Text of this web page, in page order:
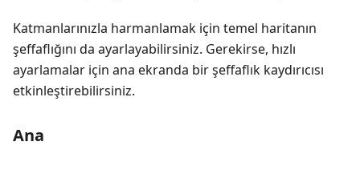
Katmanlarınızla harmanlamak için temel haritanın
şeffaflığını da ayarlayabilirsiniz. Gerekirse, hızlı
ayarlamalar için ana ekranda bir şeffaflık kaydırıcısı
etkinleştirebilirsiniz.
Ana